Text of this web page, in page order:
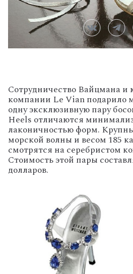
Сотрудничество Вайцмана и
компании Le Vian подарило
одну эксклюзивную пару
Heels отличаются
лаконичностью форм.
морской волны и весом 185
смотрятся на серебристом
Стоимость этой пары
долларов.